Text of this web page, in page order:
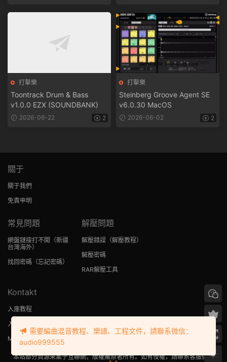
打擊樂
Toontrack Drum & Bass
v1.0.0 EZX (SOUNDBANK)
2026-06-22 2
打擊樂
Steinberg Groove Agent SE
v6.0.30 MacOS
2026-06-02 2
關于
關于我們
免責申明
常見問題
網盤鏈接打不開
（新疆
台灣海外）
找回密碼 （忘記密碼）
解壓問題
解壓錯誤（解壓教程）
解壓密碼
RAR解壓工具
Kontakt
入庫教程
入庫提示no library found
MAC版Kontakt入庫教程
本站部分資源采集于互聯網，版權屬原著所有。如有侵權，請聯系客服微信
需要編曲混音教程、樂譜、工程文件，請聯系微信：
audio999555